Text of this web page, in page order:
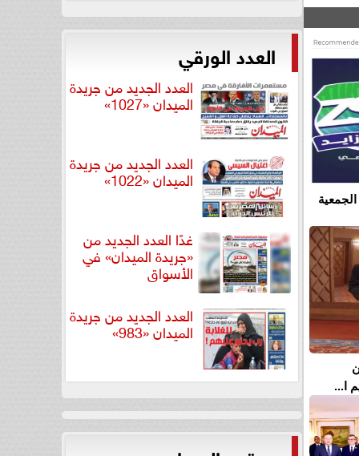
ا...
العدد الورقي
العدد الجديد من جريدة
الميدان «1027»
العدد الجديد من جريدة
الميدان «1022»
غدًا العدد الجديد من
«جريدة الميدان» في
الأسواق
العدد الجديد من جريدة
الميدان «983»